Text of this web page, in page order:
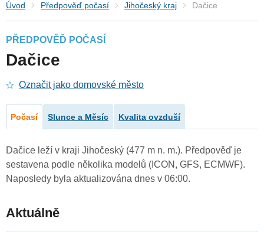
Úvod Předpověď počasí Jihočeský kraj Dačice
PŘEDPOVĚĎ POČASÍ
Dačice
Označit jako domovské město
Počasí Slunce a Měsíc Kvalita ovzduší
Dačice leží v kraji Jihočeský (477 m n. m.). Předpověď je
sestavena podle několika modelů (ICON, GFS, ECMWF).
Naposledy byla aktualizována dnes v 06:00.
Aktuálně